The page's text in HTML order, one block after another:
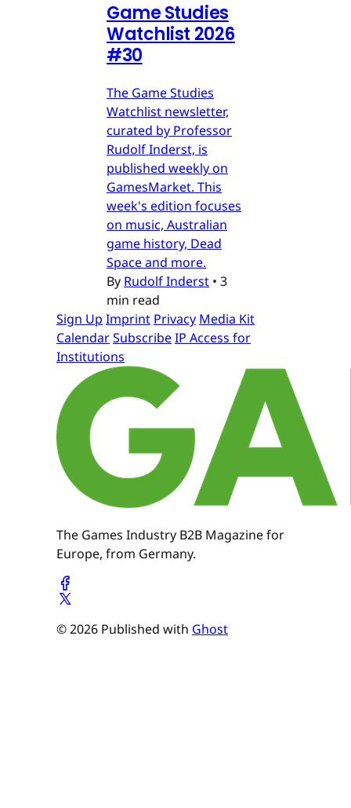
Game Studies
Watchlist 2026
#30
The Game Studies
Watchlist newsletter,
curated by Professor
Rudolf Inderst, is
published weekly on
GamesMarket. This
week's edition focuses
on music, Australian
game history, Dead
Space and more.
By Rudolf Inderst • 3
min read
Sign Up Imprint Privacy Media Kit
CalendarSubscribeIP Access for
Institutions
The Games Industry B2B Magazine for
Europe, from Germany.
© 2026 Published with Ghost